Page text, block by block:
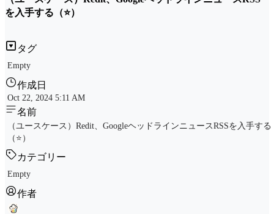
を入手する（⭐）
タグ
Empty
作成日
Oct 22, 2024 5:11 AM
名前
（ユースケース）Redit、GoogleヘッドラインニュースRSSを入手する
（⭐）
カテゴリー
Empty
作者